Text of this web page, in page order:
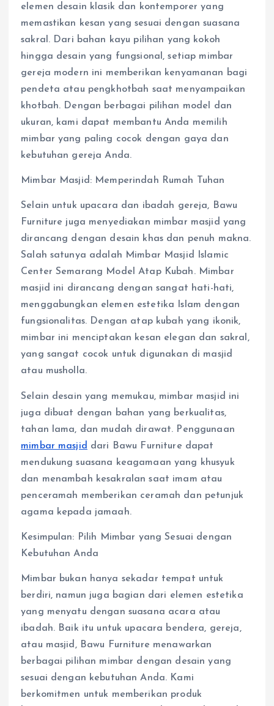
elemen desain klasik dan kontemporer yang
memastikan kesan yang sesuai dengan suasana
sakral. Dari bahan kayu pilihan yang kokoh
hingga desain yang fungsional, setiap mimbar
gereja modern ini memberikan kenyamanan bagi
pendeta atau pengkhotbah saat menyampaikan
khotbah. Dengan berbagai pilihan model dan
ukuran, kami dapat membantu Anda memilih
mimbar yang paling cocok dengan gaya dan
kebutuhan gereja Anda.
Mimbar Masjid: Memperindah Rumah Tuhan
Selain untuk upacara dan ibadah gereja, Bawu
Furniture juga menyediakan mimbar masjid yang
dirancang dengan desain khas dan penuh makna.
Salah satunya adalah Mimbar Masjid Islamic
Center Semarang Model Atap Kubah. Mimbar
masjid ini dirancang dengan sangat hati-hati,
menggabungkan elemen estetika Islam dengan
fungsionalitas. Dengan atap kubah yang ikonik,
mimbar ini menciptakan kesan elegan dan sakral,
yang sangat cocok untuk digunakan di masjid
atau musholla.
Selain desain yang memukau, mimbar masjid ini
juga dibuat dengan bahan yang berkualitas,
tahan lama, dan mudah dirawat. Penggunaan
mimbar masjid dari Bawu Furniture dapat
mendukung suasana keagamaan yang khusyuk
dan menambah kesakralan saat imam atau
penceramah memberikan ceramah dan petunjuk
agama kepada jamaah.
Kesimpulan: Pilih Mimbar yang Sesuai dengan
Kebutuhan Anda
Mimbar bukan hanya sekadar tempat untuk
berdiri, namun juga bagian dari elemen estetika
yang menyatu dengan suasana acara atau
ibadah. Baik itu untuk upacara bendera, gereja,
atau masjid, Bawu Furniture menawarkan
berbagai pilihan mimbar dengan desain yang
sesuai dengan kebutuhan Anda. Kami
berkomitmen untuk memberikan produk